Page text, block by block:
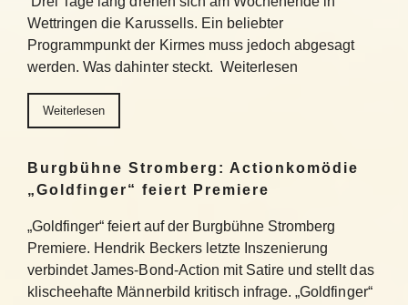
Wettringen die Karussells. Ein beliebter
Programmpunkt der Kirmes muss jedoch abgesagt
werden. Was dahinter steckt. Weiterlesen
Weiterlesen
Burgbühne Stromberg: Actionkomödie
„Goldfinger“ feiert Premiere
„Goldfinger“ feiert auf der Burgbühne Stromberg
Premiere. Hendrik Beckers letzte Inszenierung
verbindet James-Bond-Action mit Satire und stellt das
klischeehafte Männerbild kritisch infrage. „Goldfinger“